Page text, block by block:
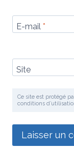
E-mail *
Site
Ce site est protégé
conditions